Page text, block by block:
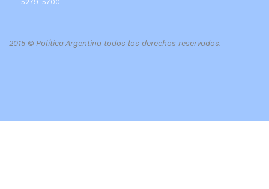
2015 © Política Argentina todos los derechos reservados.